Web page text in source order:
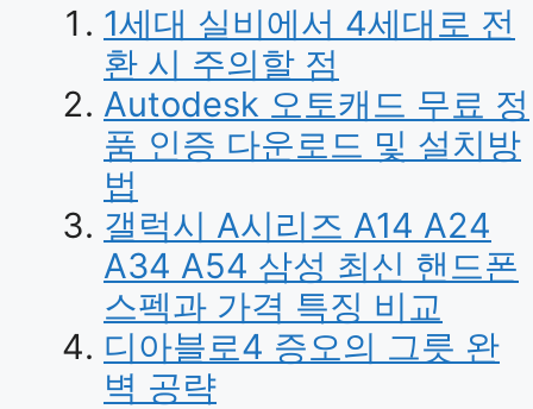
1세대 실비에서 4세대로 전
환 시 주의할 점
Autodesk 오토캐드 무료 정
품 인증 다운로드 및 설치방
법
갤럭시 A시리즈 A14 A24
A34 A54 삼성 최신 핸드폰
스펙과 가격 특징 비교
디아블로4 증오의 그릇 완
벽 공략